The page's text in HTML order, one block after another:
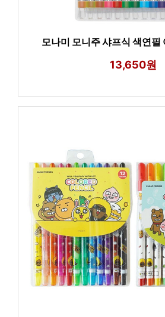
모나미 모니주 샤프식 색연필
13,650원